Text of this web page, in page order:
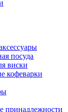
посуда
виски
кофеварки
принадлежности